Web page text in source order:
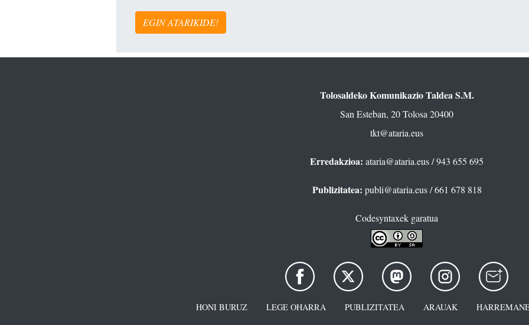
EGIN ATARIKIDE!
Tolosaldeko Komunikazio Taldea S.M.
San Esteban, 20 Tolosa 20400
tkt@ataria.eus
Erredakzioa: ataria@ataria.eus/ 943 655 695
Publizitatea: publi@ataria.eus/ 661 678 818
Codesyntaxek garatua
HONI BURUZ LEGE OHARRA PUBLIZITATEA ARAUAK